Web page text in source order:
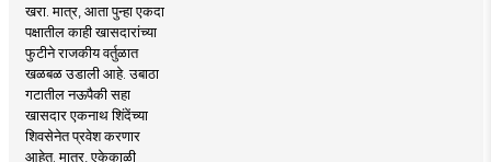
खरा. मात्र, आता पुन्हा एकदा
पक्षातील काही खासदारांच्या
फुटीने राजकीय वर्तुळात
खळबळ उडाली आहे. उबाठा
गटातील नऊपैकी सहा
खासदार एकनाथ शिंदेंच्या
शिवसेनेत प्रवेश करणार
आहेत. मात्र, एकेकाळी